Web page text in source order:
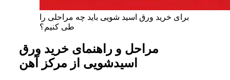
برای خرید ورق اسید شویی باید چه مراحلی را
طی کنیم؟
مراحل و راهنمای خرید ورق
اسیدشویی از مرکز آهن